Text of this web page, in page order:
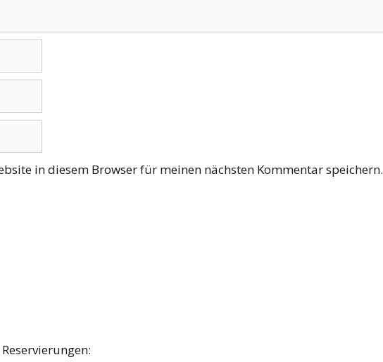
in diesem Browser für meinen nächsten Kommentar speichern.